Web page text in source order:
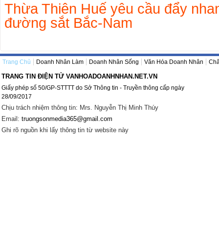
Thừa Thiên Huế yêu cầu đẩy
đường sắt Bắc-Nam
Trang Chủ Doanh Nhân Làm Doanh Nhân Sống Văn Hóa Doanh Nhân
TRANG TIN ĐIỆN TỬ VANHOADOANHNHAN.NET.VN
Giấy phép số 50/GP-STTTT do Sở Thông tin - Truyền thông cấp ngày
28/09/2017
Chịu trách nhiệm thông tin: Mrs. Nguyễn Thị Minh Thúy
Email: truongsonmedia365@gmail.com
Ghi rõ nguồn khi lấy thông tin từ website này